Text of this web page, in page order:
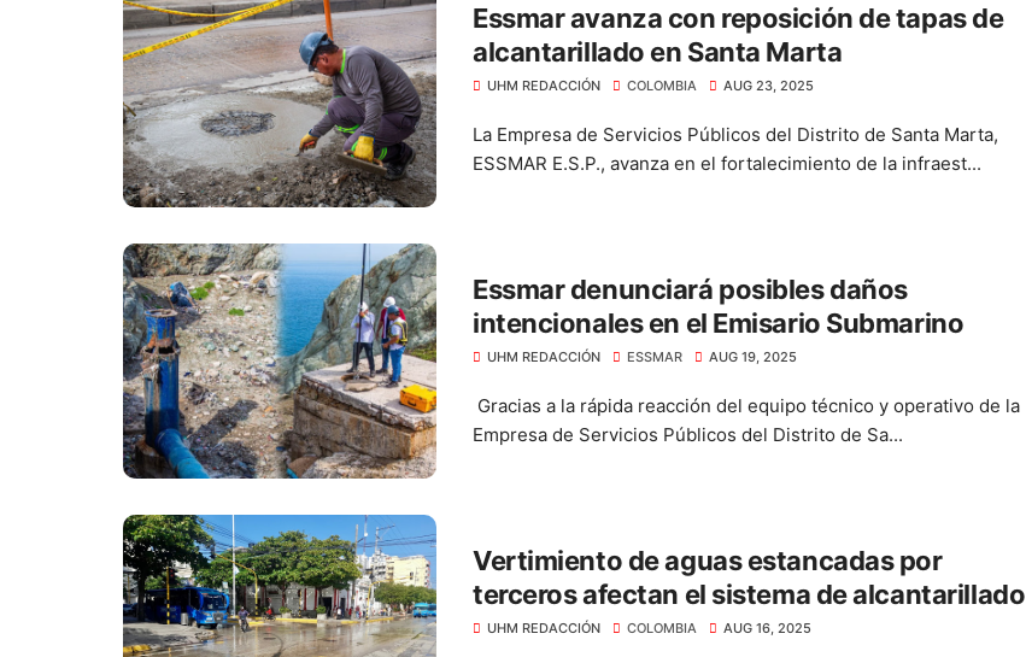
Essmar avanza con reposición de tapas de
alcantarillado en Santa Marta
UHM REDACCIÓN COLOMBIA AUG 23, 2025
La Empresa de Servicios Públicos del Distrito de Santa Marta,
ESSMAR E.S.P., avanza en el fortalecimiento de la infraest...
Essmar denunciará posibles daños
intencionales en el Emisario Submarino
UHM REDACCIÓN ESSMAR AUG 19, 2025
Gracias a la rápida reacción del equipo técnico y operativo de la
Empresa de Servicios Públicos del Distrito de Sa...
Vertimiento de aguas estancadas por
terceros afectan el sistema de alcantarillado
UHM REDACCIÓN COLOMBIA AUG 16, 2025